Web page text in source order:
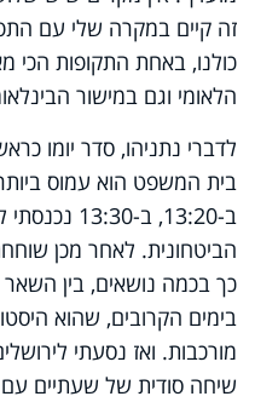
זה קיים במקרה שלי עם
כולנו, באחת התקופות הכי
הלאומי וגם במישור
לדברי נתניהו, סדר יומו
בית המשפט הוא עמוס
ב-13:20, ב-
הביטחונית. לאחר מכן
כך בכמה נושאים, בין
בימים הקרובים, שהוא
שיחה סודית של שעתיים